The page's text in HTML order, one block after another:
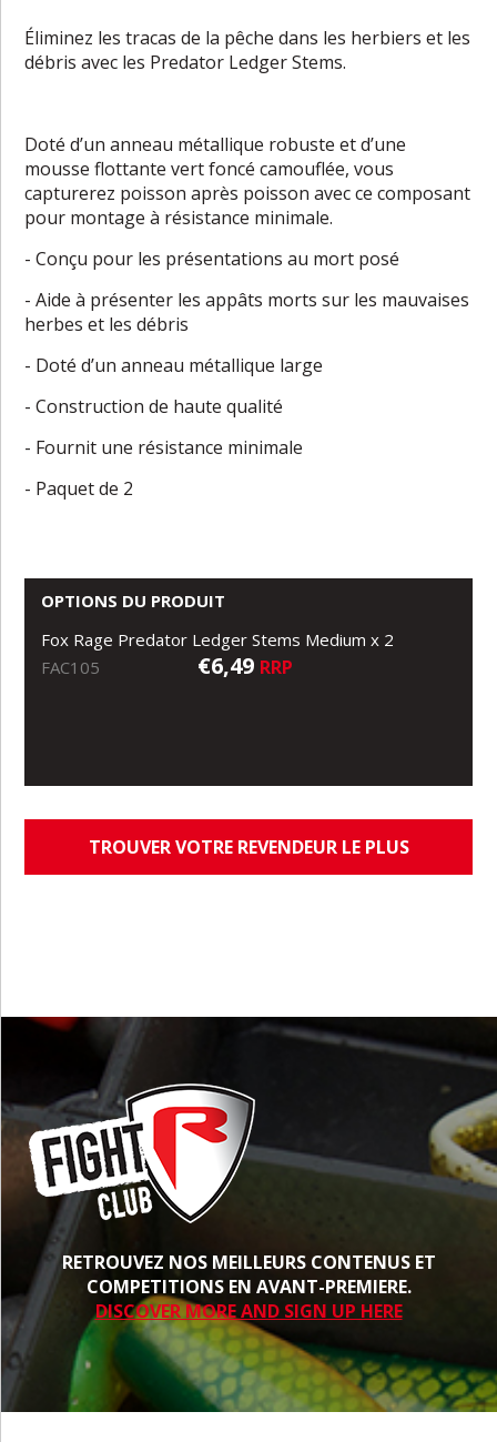
Éliminez les tracas de la pêche dans les herbiers et les
débris avec les Predator Ledger Stems.
Doté d’un anneau métallique robuste et d’une
mousse flottante vert foncé camouflée, vous
capturerez poisson après poisson avec ce composant
pour montage à résistance minimale.
- Conçu pour les présentations au mort posé
- Aide à présenter les appâts morts sur les mauvaises
herbes et les débris
- Doté d’un anneau métallique large
- Construction de haute qualité
- Fournit une résistance minimale
- Paquet de 2
OPTIONS DU PRODUIT
Fox Rage Predator Ledger Stems Medium x 2
FAC105
€6,49 RRP
TROUVER VOTRE REVENDEUR LE PLUS
RETROUVEZ NOS MEILLEURS CONTENUS ET
COMPETITIONS EN AVANT-PREMIERE.
DISCOVER MORE AND SIGN UP HERE